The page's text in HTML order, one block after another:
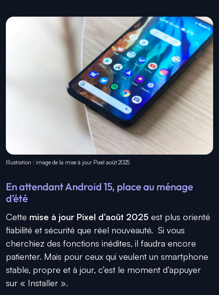
Illustration : image de la mise à jour Pixel août 2025
En attendant Android 15, place au ménage
d’été
Cette mise à jour Pixel d’août 2025 est plus orienté
fiabilité et sécurité que réel nouveauté. Si vous
cherchiez des fonctions inédites, il faudra encore
patienter. Mais pour ceux qui veulent un smartphone
stable, propre et à jour, c’est le moment d’appuyer
sur « Installer ».